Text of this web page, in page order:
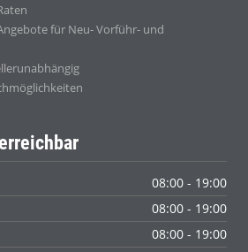
für Neu- Vorführ- und
08:00 - 19:00
08:00 - 19:00
08:00 - 19:00